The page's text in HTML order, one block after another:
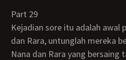
Part 29
Kejadian sore itu adalah awal persaingan antara Nana
dan Rara, untunglah mereka
Nana dan Rara yang bersaing